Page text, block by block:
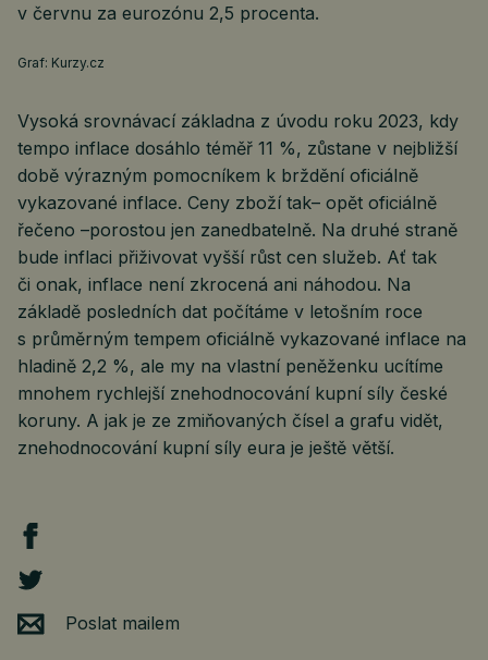
v červnu za eurozónu 2,5 procenta.
Graf: Kurzy.cz
Vysoká srovnávací základna z úvodu roku 2023, kdy
tempo inflace dosáhlo téměř 11 %, zůstane v nejbližší
době výrazným pomocníkem k brždění oficiálně
vykazované inflace. Ceny zboží tak– opět oficiálně
řečeno –porostou jen zanedbatelně. Na druhé straně
bude inflaci přiživovat vyšší růst cen služeb. Ať tak
či onak, inflace není zkrocená ani náhodou. Na
základě posledních dat počítáme v letošním roce
s průměrným tempem oficiálně vykazované inflace na
hladině 2,2 %, ale my na vlastní peněženku ucítíme
mnohem rychlejší znehodnocování kupní síly české
koruny. A jak je ze zmiňovaných čísel a grafu vidět,
znehodnocování kupní síly eura je ještě větší.
Poslat mailem